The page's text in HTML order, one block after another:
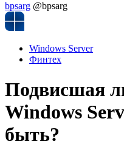
bpsarg @bpsarg
Windows Server
Финтех
Подвисшая
Windows
быть?